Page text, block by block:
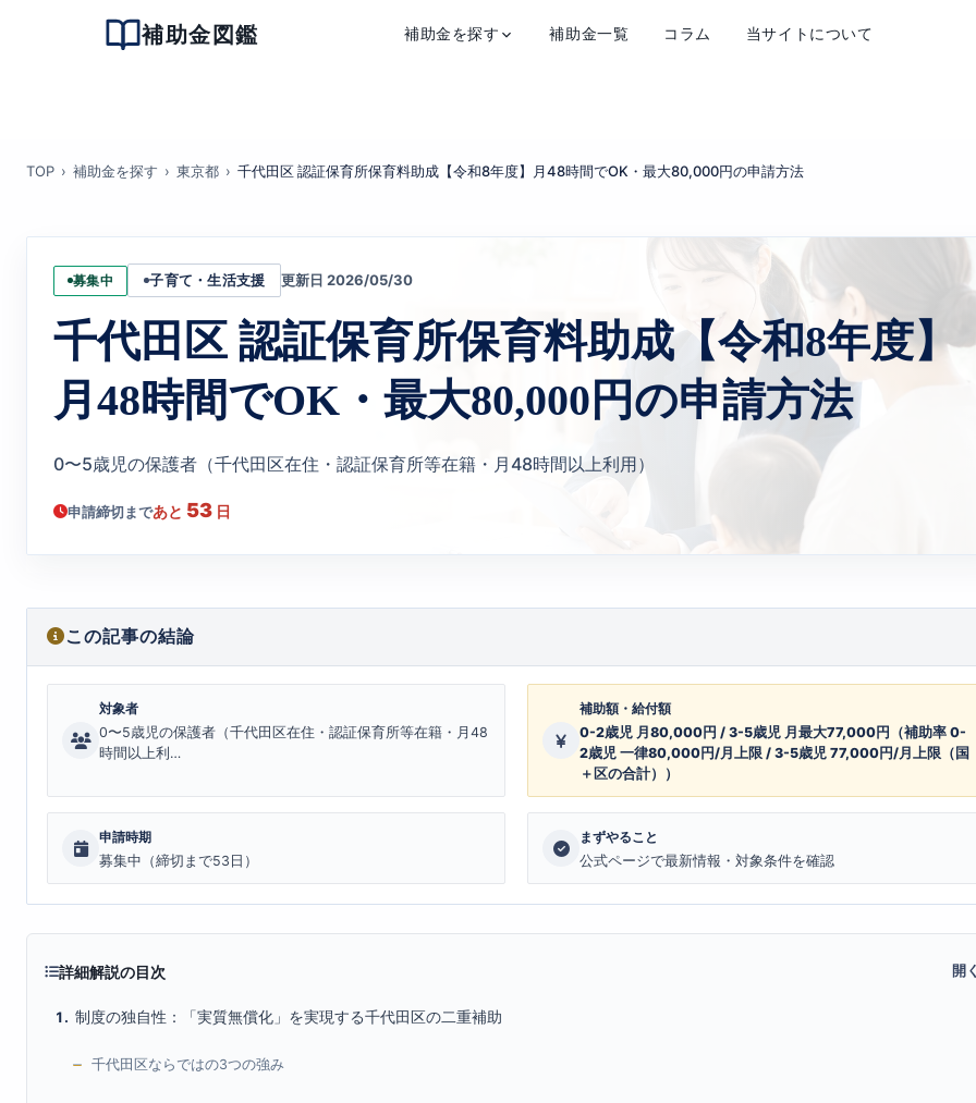
補助金図鑑 補助金を探す 補助金一覧 コラム 当サイトについて
TOP 補助金を探す 東京都 千代田区 認証保育所保育料助成【令和8年度】月48時間でOK・最大80,000円の申請方法
募集中 子育て・生活支援 更新日 2026/05/30
千代田区 認証保育所保育料助成【令和8年度】
月48時間でOK・最大80,000円の申請方法
0〜5歳児の保護者（千代田区在住・認証保育所等在籍・月48時間以上利用）
申請締切まであと 53 日
この記事の結論
対象者
0〜5歳児の保護者（千代田区在住・認証保育所等在籍・月48
時間以上利…
補助額・給付額
0-2歳児 月80,000円 / 3-5歳児 月最大77,000円（補助率 0-
2歳児 一律80,000円/月上限 / 3-5歳児 77,000円/月上限（国
＋区の合計））
申請時期
募集中（締切まで53日）
まずやること
公式ページで最新情報・対象条件を確認
詳細解説の目次
制度の独自性：「実質無償化」を実現する千代田区の二重補助
千代田区ならではの3つの強み